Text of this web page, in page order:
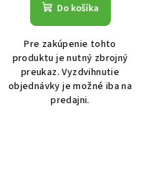
Do košíka
Pre zakúpenie tohto
produktu je nutný zbrojný
preukaz. Vyzdvihnutie
objednávky je možné iba na
predajni.